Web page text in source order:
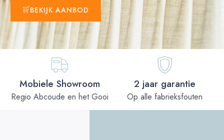
BEKIJK AANBOD
Mobiele Showroom
Regio Abcoude en het Gooi
2 jaar garantie
Op alle fabrieksfouten